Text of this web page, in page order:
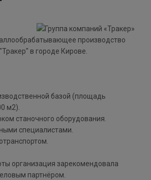
производство
в городе Кирове.
базой (площадь
м2).
станочного оборудования.
специалистами.
организация зарекомендовала
партнёром.